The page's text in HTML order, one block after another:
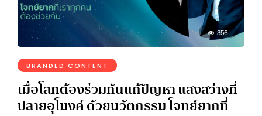
356
BRANDED CONTENT
เมื่อโลกต้องร่วมกันแก้ปัญหา แสงสว่างที่
ปลายอุโมงค์ ด้วยนวัตกรรม โจทย์ยากที่